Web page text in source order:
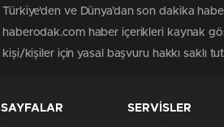
Türkiye'den ve Dünya’dan son dakika
haberodak.com haber içerikleri kaynak
kişi/kişiler için yasal başvuru hakkı saklı
SAYFALAR SERVİSLER